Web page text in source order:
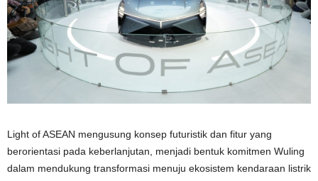
Light of ASEAN mengusung konsep futuristik dan fitur yang
berorientasi pada keberlanjutan, menjadi bentuk komitmen Wuling
dalam mendukung transformasi menuju ekosistem kendaraan listrik